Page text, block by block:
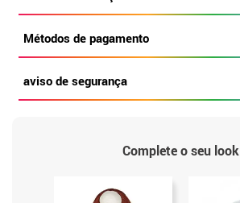
Métodos de pagamento
aviso de segurança
Complete o seu look